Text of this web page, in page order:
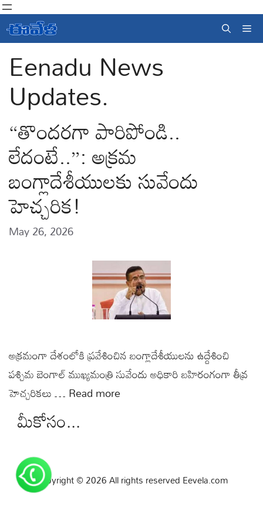
Skip
to
content
Eenadu News
Updates.
“తొందరగా పారిపోండి..
లేదంటే..”: అక్రమ
బంగ్లాదేశీయులకు సువేందు
హెచ్చరిక!
May 26, 2026
అక్రమంగా దేశంలోకి ప్రవేశించిన బంగ్లాదేశీయులను ఉద్దేశించి
పశ్చిమ బెంగాల్ ముఖ్యమంత్రి సువేందు అధికారి బహిరంగంగా తీవ్ర
హెచ్చరికలు …Read more
మీకోసం...
Copyright © 2026 All rights reserved Eevela.com